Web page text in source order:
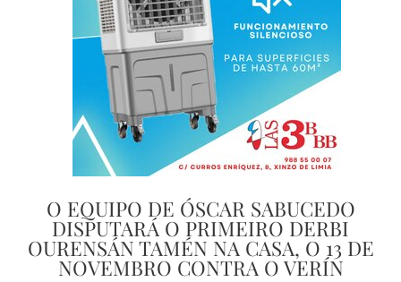
O EQUIPO DE ÓSCAR SABUCEDO
DISPUTARÁ O PRIMEIRO DERBI
OURENSÁN TAMÉN NA CASA, O 13 DE
NOVEMBRO CONTRA O VERÍN